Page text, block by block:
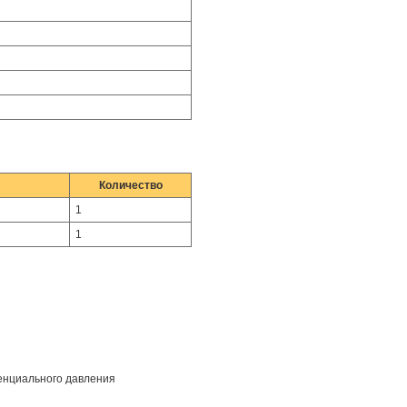
Количество
1
1
давления